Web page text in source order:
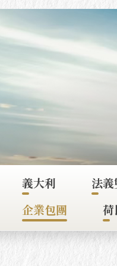
義大利
法
企業包團